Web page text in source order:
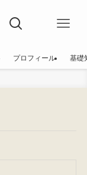
プロフィール 基礎